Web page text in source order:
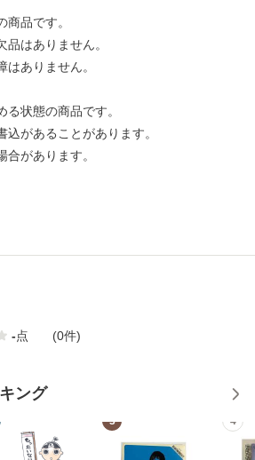
品です。
はありません。
ありません。
状態の商品です。
があることがあります。
があります。
-点 (0件)
ング
3 4